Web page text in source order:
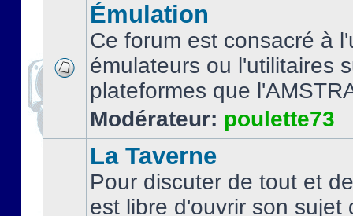
Émulation
Ce forum est consacré à
émulateurs ou l'utilitaires
plateformes que
Modérateur: poulette73
La Taverne
Pour discuter de tout et
est libre d'ouvrir son sujet